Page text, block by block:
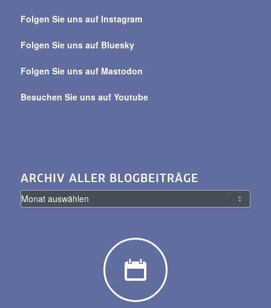
alle
Folgen Sie uns auf Instagram
Folgen Sie uns auf Bluesky
Folgen Sie uns auf Mastodon
Besuchen Sie uns auf Youtube
ARCHIV ALLER BLOGBEITRÄGE